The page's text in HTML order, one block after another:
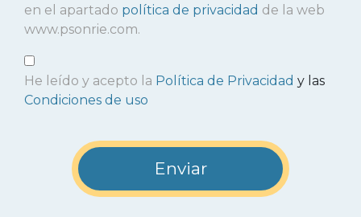
en el apartado política de privacidad de la web
www.psonrie.com.
He leído y acepto la Política de Privacidad y las
Condiciones de uso